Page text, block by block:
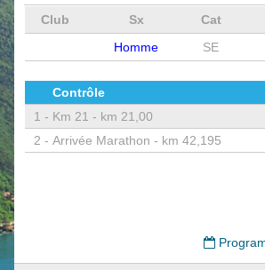
Club Sx Cat
Homme
SE
Contrôle
1 - Km 21 - km 21,00
2 - Arrivée Marathon - km 42,195